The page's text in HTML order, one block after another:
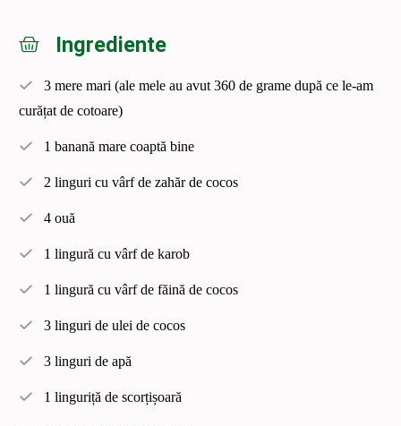
Ingrediente
3 mere mari (ale mele au avut 360 de grame după ce le-am
curățat de cotoare)
1 banană mare coaptă bine
2 linguri cu vârf de zahăr de cocos
4 ouă
1 lingură cu vârf de karob
1 lingură cu vârf de făină de cocos
3 linguri de ulei de cocos
3 linguri de apă
1 linguriță de scorțișoară